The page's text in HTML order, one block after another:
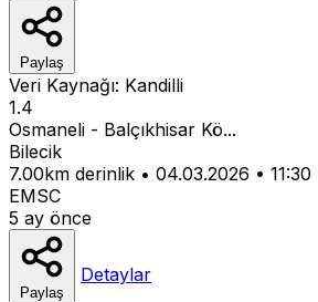
Paylaş
Veri Kaynağı: Kandilli
1.4
Osmaneli - Balçıkhisar Kö...
Bilecik
7.00km derinlik • 04.03.2026 • 11:30
EMSC
5 ay önce
Paylaş
Detaylar